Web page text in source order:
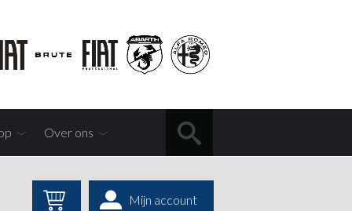
Over ons
Mijn account